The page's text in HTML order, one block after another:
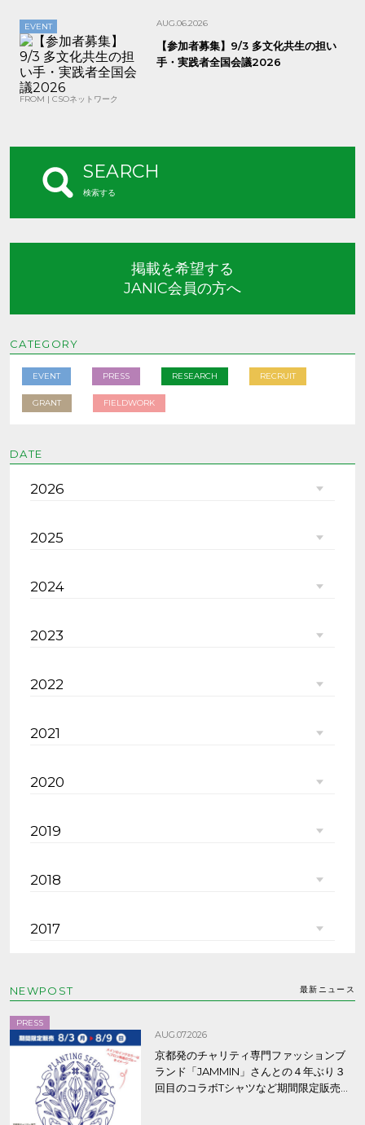
EVENT AUG.06.2026
【参加者募集】9/3 多文化共生の担い
手・実践者全国会議2026
FROM | CSOネットワーク
SEARCH
検索する
掲載を希望する
JANIC会員の方へ
CATEGORY
EVENT PRESS RESEARCH RECRUIT
GRANT FIELDWORK
DATE
2026
2025
2024
2023
2022
2021
2020
2019
2018
2017
NEWPOST 最新ニュース
PRESS
AUG.07.2026
京都発のチャリティ専門ファッションブ
ランド「JAMMIN」さんとの４年ぶり３
回目のコラボTシャツなど期間限定販売、